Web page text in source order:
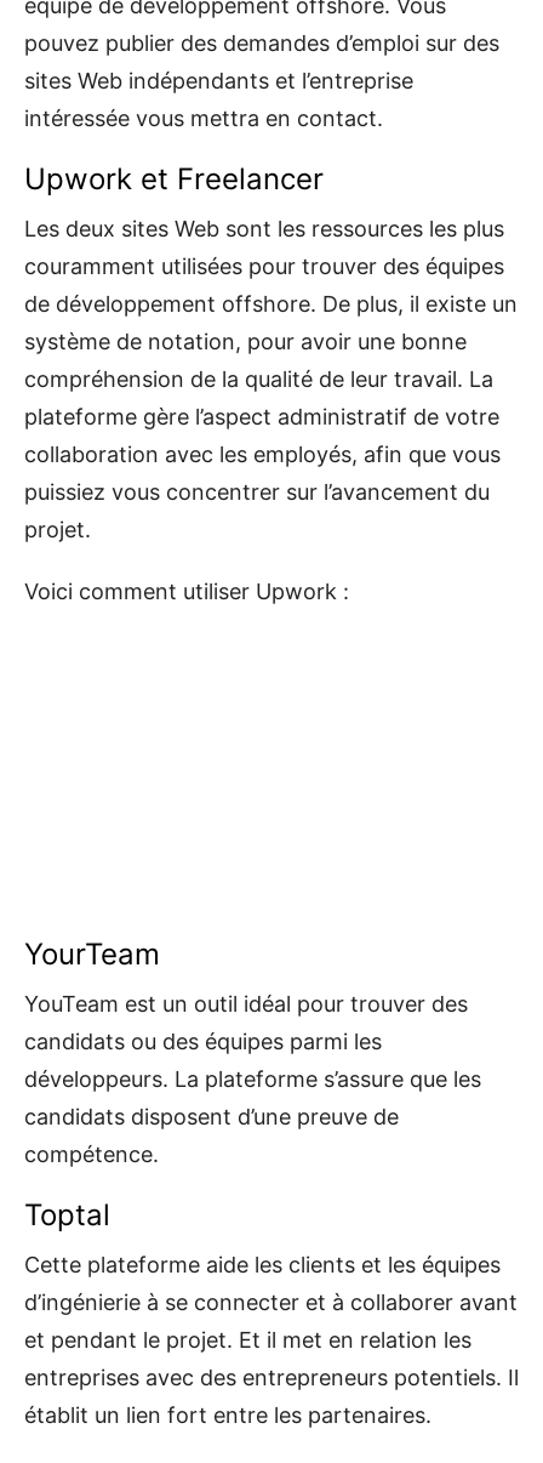
pouvez publier des demandes d’emploi sur des
sites Web indépendants et l’entreprise
intéressée vous mettra en contact.
Upwork et Freelancer
Les deux sites Web sont les ressources les plus
couramment utilisées pour trouver des équipes
de développement offshore. De plus, il existe un
système de notation, pour avoir une bonne
compréhension de la qualité de leur travail. La
plateforme gère l’aspect administratif de votre
collaboration avec les employés, afin que vous
puissiez vous concentrer sur l’avancement du
projet.
Voici comment utiliser Upwork :
YourTeam
YouTeam est un outil idéal pour trouver des
candidats ou des équipes parmi les
développeurs. La plateforme s’assure que les
candidats disposent d’une preuve de
compétence.
Toptal
Cette plateforme aide les clients et les équipes
d’ingénierie à se connecter et à collaborer avant
et pendant le projet. Et il met en relation les
entreprises avec des entrepreneurs potentiels. Il
établit un lien fort entre les partenaires.